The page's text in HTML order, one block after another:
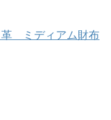
革 ミディアム財布